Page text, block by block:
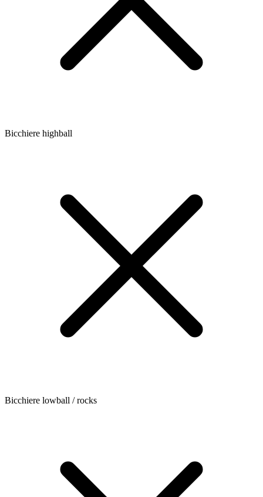
Bicchiere highball
Bicchiere lowball / rocks